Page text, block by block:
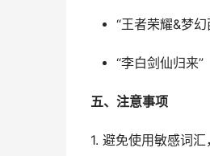
“王者荣耀&梦幻
“李白剑仙归来”
五、注意事项
1. 避免使用敏感词汇